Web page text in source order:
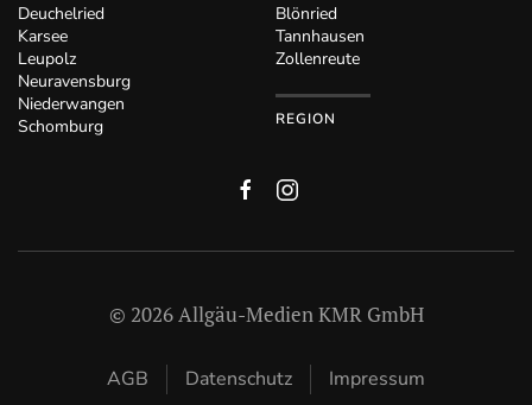
Deuchelried
Karsee
Leupolz
Neuravensburg
Niederwangen
Schomburg
Blönried
Tannhausen
Zollenreute
REGION
© 2026Allgäu-Medien KMR GmbH
AGB Datenschutz Impressum